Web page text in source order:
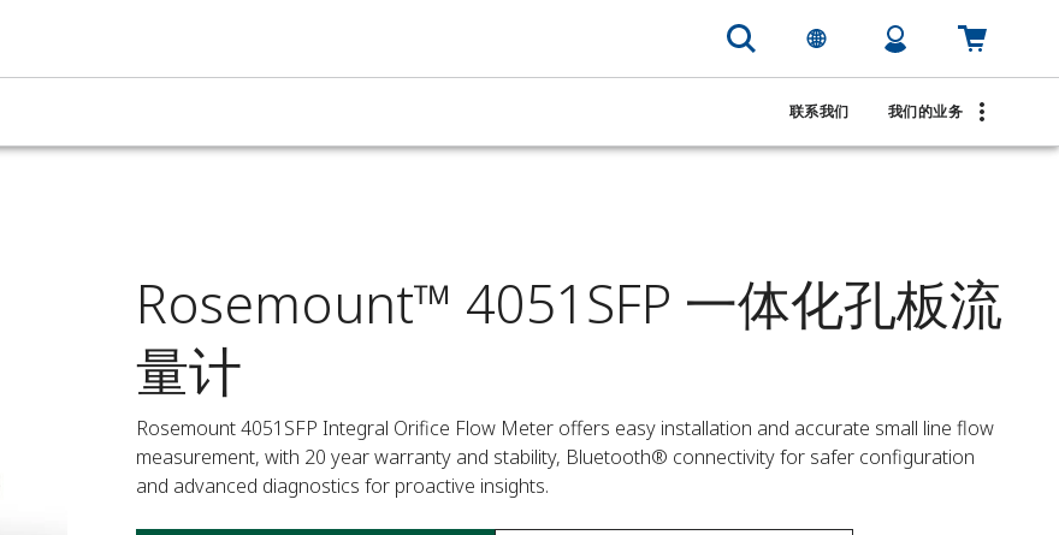
联系我们 我们的业务
Rosemount™ 4051SFP 一体化孔板流
量计
Rosemount 4051SFP Integral Orifice Flow Meter offers easy installation and accurate small line flow
measurement, with 20 year warranty and stability, Bluetooth® connectivity for safer configuration
and advanced diagnostics for proactive insights.